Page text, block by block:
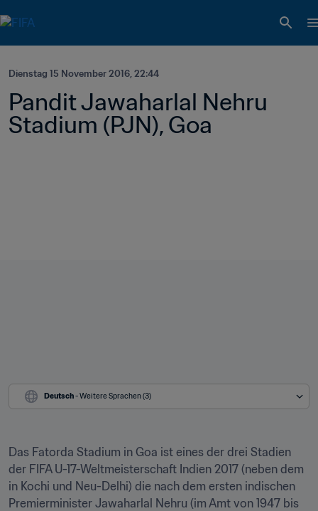
Dienstag 15 November 2016, 22:44
Pandit Jawaharlal Nehru
Stadium (PJN), Goa
Deutsch - Weitere Sprachen (3)
Das Fatorda Stadium in Goa ist eines der drei Stadien
der FIFA U-17-Weltmeisterschaft Indien 2017 (neben dem
in Kochi und Neu-Delhi) die nach dem ersten indischen
Premierminister Jawaharlal Nehru (im Amt von 1947 bis